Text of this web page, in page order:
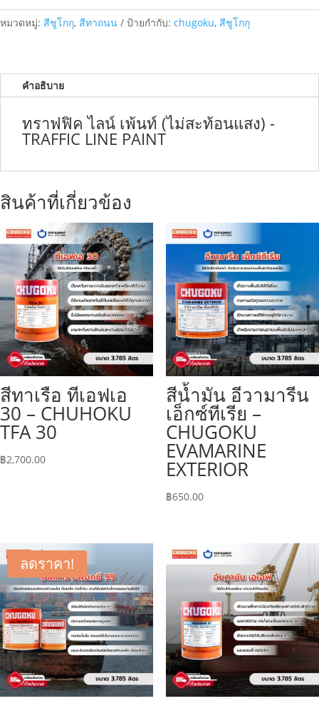
หมวดหมู่: สีชูโกกุ, สีทาถนน ป้ายกำกับ: chugoku, สีชูโกกุ
คำอธิบาย
ทราฟฟิค ไลน์ เพ้นท์ (ไม่สะท้อนแสง) -
TRAFFIC LINE PAINT
สินค้าที่เกี่ยวข้อง
สีทาเรือ ทีเอฟเอ
30 – CHUHOKU
TFA 30
฿2,700.00
สีน้ำมัน อีวามารีน
เอ็กซ์ทีเรีย –
CHUGOKU
EVAMARINE
EXTERIOR
฿650.00
ลดราคา!